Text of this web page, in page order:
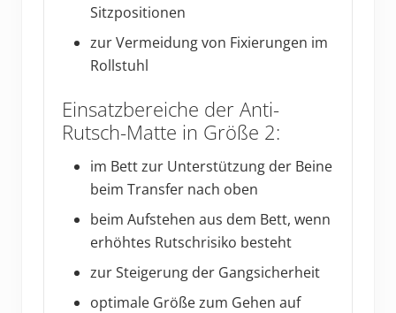
Sitzpositionen
zur Vermeidung von Fixierungen im
Rollstuhl
Einsatzbereiche der Anti-
Rutsch-Matte in Größe 2:
im Bett zur Unterstützung der Beine
beim Transfer nach oben
beim Aufstehen aus dem Bett, wenn
erhöhtes Rutschrisiko besteht
zur Steigerung der Gangsicherheit
optimale Größe zum Gehen auf